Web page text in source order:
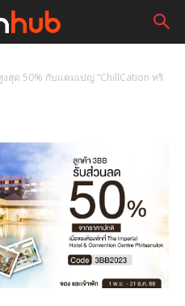
สุด 50% กับแคมเปญ “ChillCation ทริ